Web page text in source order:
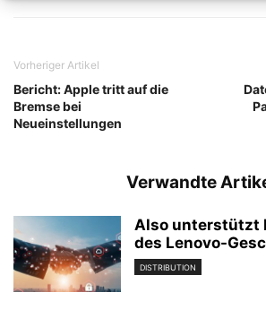
Vorheriger Artikel
Bericht: Apple tritt auf die
Bremse bei
Neueinstellungen
Verwandte
Also unterstützt
des Lenovo-
DISTRIBUTION